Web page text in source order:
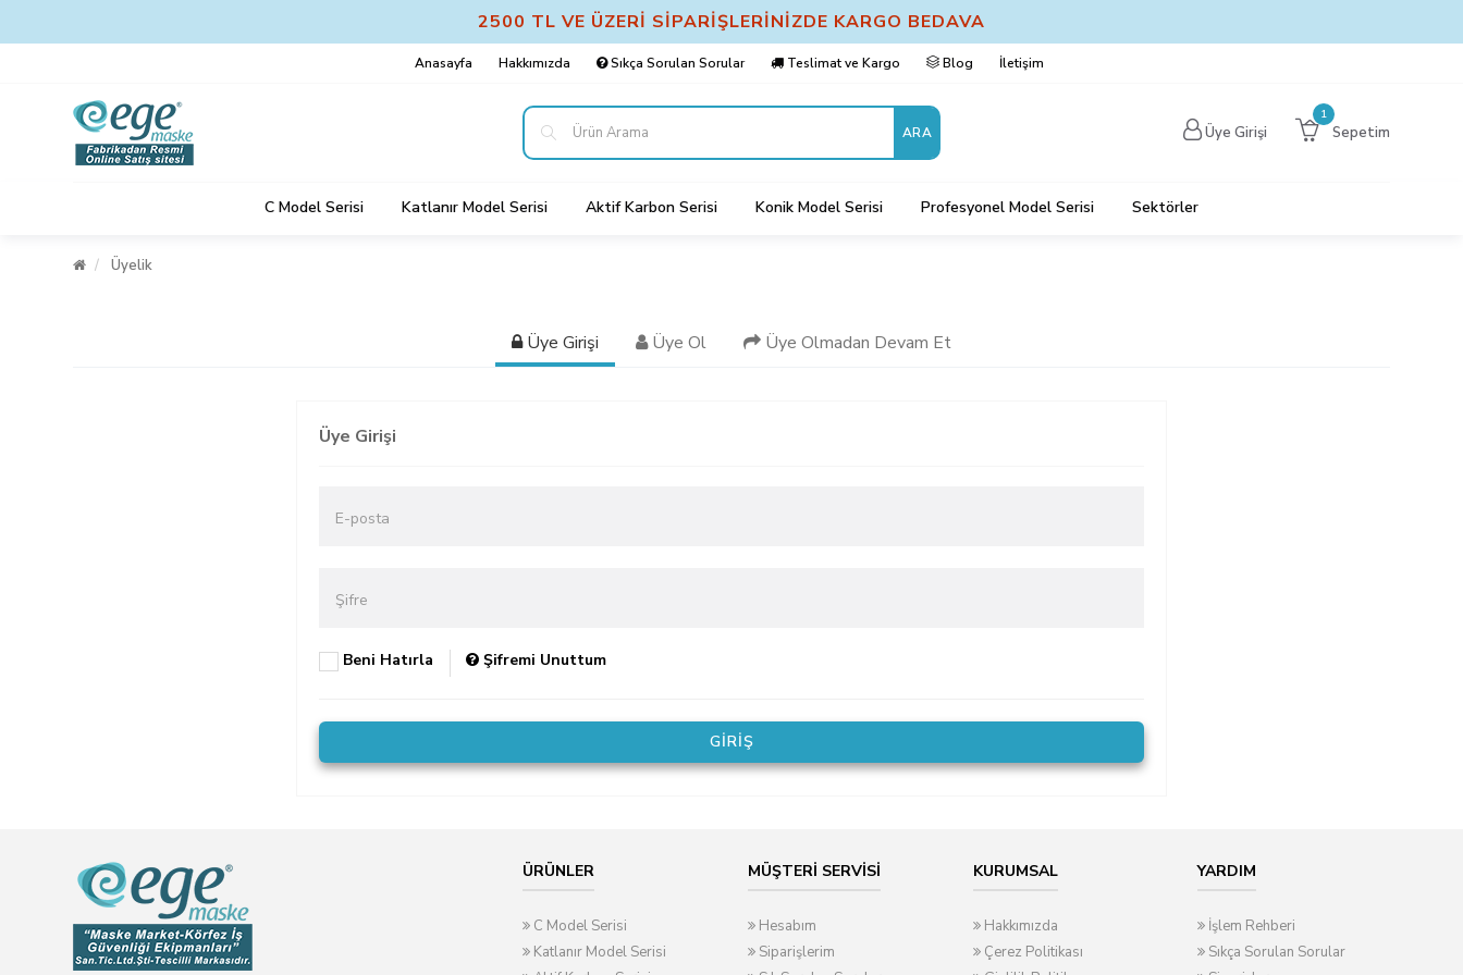
2500 TL VE ÜZERİ SİPARİŞLERİNİZDE KARGO BEDAVA
Anasayfa Hakkımızda Sıkça Sorulan Sorular Teslimat ve Kargo Blog İletişim
ARA Üye Girişi
1
Sepetim
C Model Serisi Katlanır Model Serisi Aktif Karbon Serisi Konik Model Serisi Profesyonel Model Serisi Sektörler
Üyelik
Üye Girişi Üye Ol Üye Olmadan Devam Et
Üye Girişi
E-posta
Şifre
Beni Hatırla Şifremi Unuttum
ÜRÜNLER
C Model Serisi
Katlanır Model Serisi
MÜŞTERI SERVISI
Hesabım
Siparişlerim
KURUMSAL
Hakkımızda
Çerez Politikası
YARDIM
İşlem Rehberi
Sıkça Sorulan Sorular